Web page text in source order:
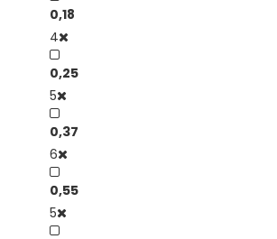
0,18
4
0,25
5
0,37
6
0,55
5